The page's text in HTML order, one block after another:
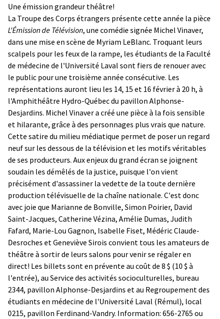
Une émission grandeur théâtre!
La Troupe des Corps étrangers présente cette année la pièce
L'Émission de Télévision, une comédie signée Michel Vinaver,
dans une mise en scène de Myriam LeBlanc. Troquant leurs
scalpels pour les feux de la rampe, les étudiants de la Faculté
de médecine de l'Université Laval sont fiers de renouer avec
le public pour une troisième année consécutive. Les
représentations auront lieu les 14, 15 et 16 février à 20 h, à
l'Amphithéâtre Hydro-Québec du pavillon Alphonse-
Desjardins. Michel Vinaver a créé une pièce à la fois sensible
et hilarante, grâce à des personnages plus vrais que nature.
Cette satire du milieu médiatique permet de poser un regard
neuf sur les dessous de la télévision et les motifs véritables
de ses producteurs. Aux enjeux du grand écran se joignent
soudain les démêlés de la justice, puisque l'on vient
précisément d'assassiner la vedette de la toute dernière
production télévisuelle de la chaîne nationale. C'est donc
avec joie que Marianne de Bonville, Simon Poirier, David
Saint-Jacques, Catherine Vézina, Amélie Dumas, Judith
Fafard, Marie-Lou Gagnon, Isabelle Fiset, Médéric Claude-
Desroches et Geneviève Sirois convient tous les amateurs de
théâtre à sortir de leurs salons pour venir se régaler en
direct! Les billets sont en prévente au coût de 8 $ (10 $ à
l'entrée), au Service des activités socioculturelles, bureau
2344, pavillon Alphonse-Desjardins et au Regroupement des
étudiants en médecine de l'Université Laval (Rémul), local
0215, pavillon Ferdinand-Vandry. Information: 656-2765 ou